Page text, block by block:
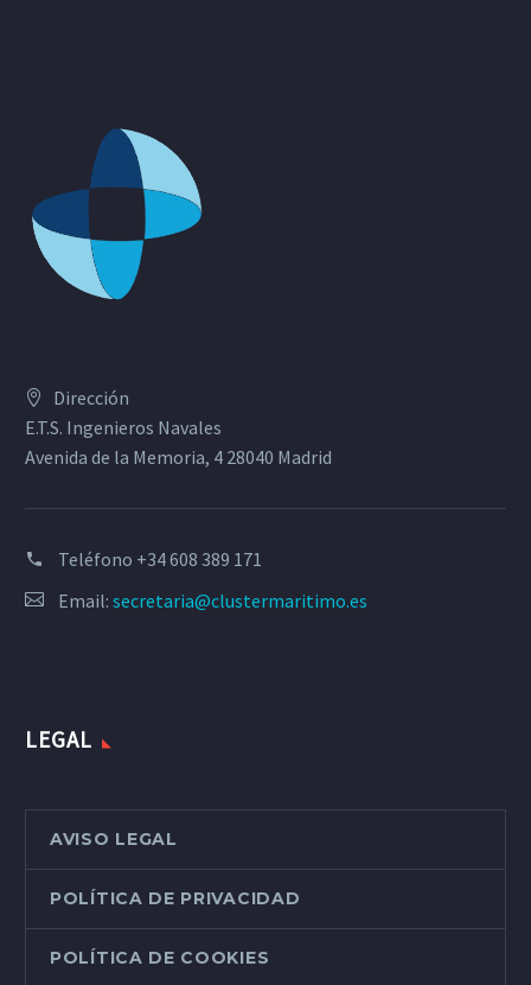
Dirección
E.T.S. Ingenieros Navales
Avenida de la Memoria, 4 28040 Madrid
Teléfono +34 608 389 171
Email: secretaria@clustermaritimo.es
LEGAL
AVISO LEGAL
POLÍTICA DE PRIVACIDAD
POLÍTICA DE COOKIES